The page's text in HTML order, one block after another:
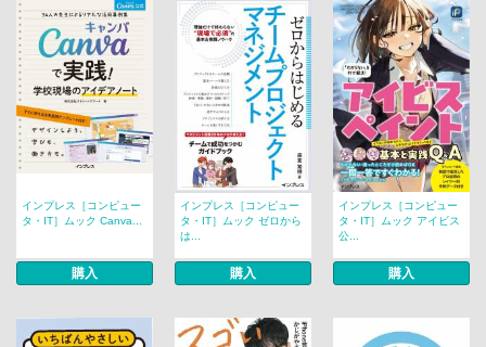
インプレス［コンピュー
タ・IT］ムック Canva...
購入
インプレス［コンピュー
タ・IT］ムック ゼロから
は...
購入
インプレス［コンピュー
タ・IT］ムック アイビス
公...
購入